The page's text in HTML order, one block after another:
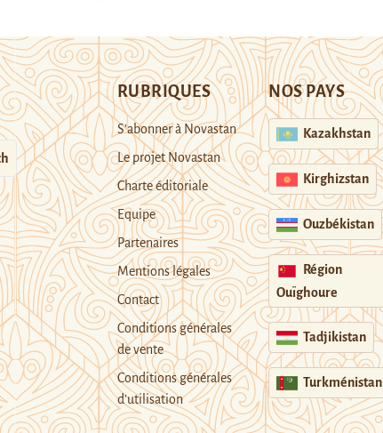
RUBRIQUES
S’abonner à Novastan
Le projet Novastan
Charte éditoriale
Equipe
Partenaires
Mentions légales
Contact
Conditions générales
de vente
Conditions générales
d’utilisation
NOS PAYS
Kazakhstan
Kirghizstan
Ouzbékistan
Région
Ouïghoure
Tadjikistan
Turkménistan